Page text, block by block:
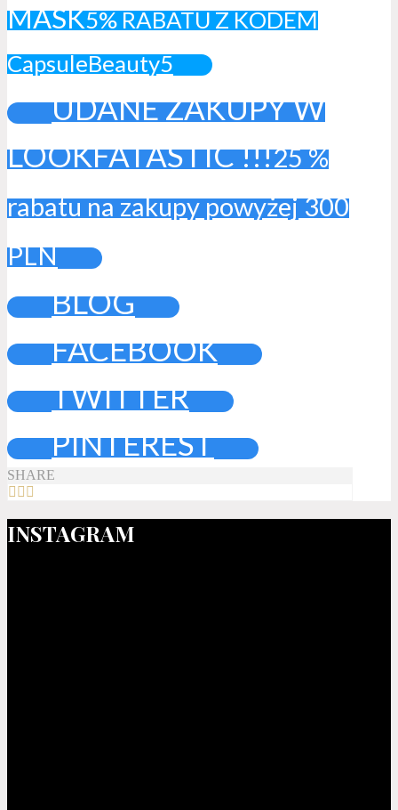
MASK5% RABATU Z KODEM
CapsuleBeauty5
UDANE ZAKUPY W
LOOKFATASTIC !!!25 %
rabatu na zakupy powyżej 300
PLN
BLOG
FACEBOOK
TWITTER
PINTEREST
SHARE
INSTAGRAM